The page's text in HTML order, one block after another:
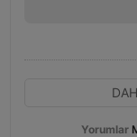
Yorumlar